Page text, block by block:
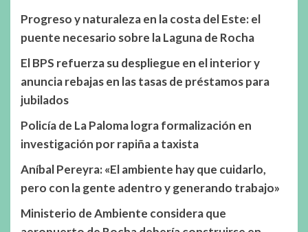
Progreso y naturaleza en la costa del Este: el
puente necesario sobre la Laguna de Rocha
El BPS refuerza su despliegue en el interior y
anuncia rebajas en las tasas de préstamos para
jubilados
Policía de La Paloma logra formalización en
investigación por rapiña a taxista
Aníbal Pereyra: «El ambiente hay que cuidarlo,
pero con la gente adentro y generando trabajo»
Ministerio de Ambiente considera que